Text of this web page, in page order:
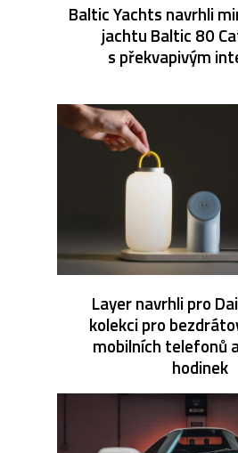
Baltic Yachts navrhli
jachtu Baltic 80
s překvapivým
Layer navrhli pro
kolekci pro
mobilních telefonů
hodinek